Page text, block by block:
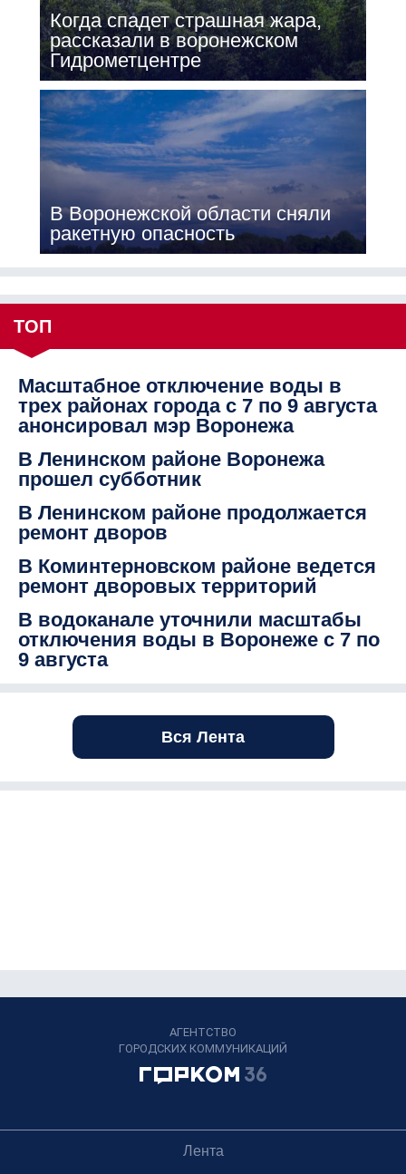
Когда спадет страшная жара,
рассказали в воронежском
Гидрометцентре
В Воронежской области сняли
ракетную опасность
ТОП
Масштабное отключение воды в
трех районах города с 7 по 9 августа
анонсировал мэр Воронежа
В Ленинском районе Воронежа
прошел субботник
В Ленинском районе продолжается
ремонт дворов
В Коминтерновском районе ведется
ремонт дворовых территорий
В водоканале уточнили масштабы
отключения воды в Воронеже с 7 по
9 августа
Вся Лента
АГЕНТСТВО
ГОРОДСКИХ КОММУНИКАЦИЙ
Лента